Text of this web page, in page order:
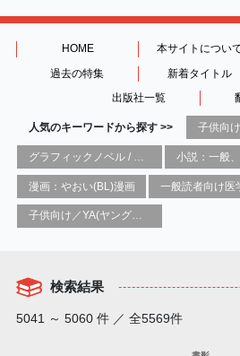
HOME 本サイトについ
過去の特集
新着タイトル
出版社一覧
人気のキーワードから探す >> 子供向
小説：一般
漫画：やおい(BL)漫画 一般読者向け医
子供向け／YA(ヤングアダルト)向け一般：芸術&芸術家
検索結果
5041 ～ 5060 件 ／ 全5569件